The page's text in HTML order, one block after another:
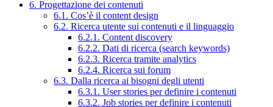
6. Progettazione dei contenuti
6.1. Cos’è il content design
6.2. Ricerca utente sui contenuti e il linguaggio
6.2.1. Content discovery
6.2.2. Dati di ricerca (search keywords)
6.2.3. Ricerca tramite analytics
6.2.4. Ricerca sui forum
6.3. Dalla ricerca ai bisogni degli utenti
6.3.1. User stories per definire i contenuti
6.3.2. Job stories per definire i contenuti